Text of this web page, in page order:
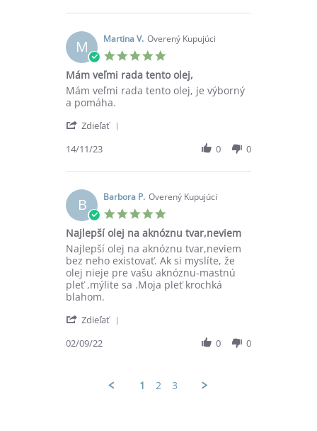
Feb
2024
Petra
on
12
Feb
2024
M Martina V. Overený Kupujúci
5.0
star
rating
Mám veľmi rada tento olej,
Review
by
V.
14
2023
review
stating
veľmi
tento
Mám veľmi rada tento olej, je výborný
a pomáha.
Zdieľať
Martina
on
14
Nov
2023
14/11/23 0 0
B Barbora P. Overený Kupujúci
5.0
rating
Najlepší olej na aknóznu tvar,neviem
Review
by
Barbora
P.
on
Sep
review
stating
Najlepší
olej
na
tvar,neviem
Najlepší olej na aknóznu tvar,neviem
bez neho existovať. Ak si myslíte, že
olej nieje pre vašu aknóznu-mastnú
pleť ,mýlite sa .Moja pleť krochká
blahom.
Zdieľať
02/09/22 0 0
1 2 3